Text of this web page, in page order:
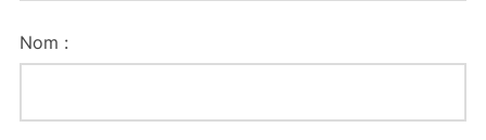
Nom :